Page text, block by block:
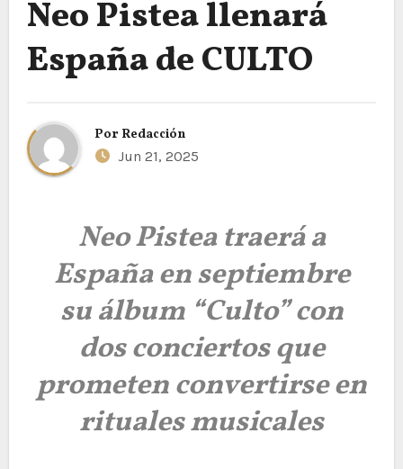
Neo Pistea llenará
España de CULTO
Por Redacción
Jun 21, 2025
Neo Pistea traerá a
España en septiembre
su álbum “Culto” con
dos conciertos que
prometen convertirse en
rituales musicales